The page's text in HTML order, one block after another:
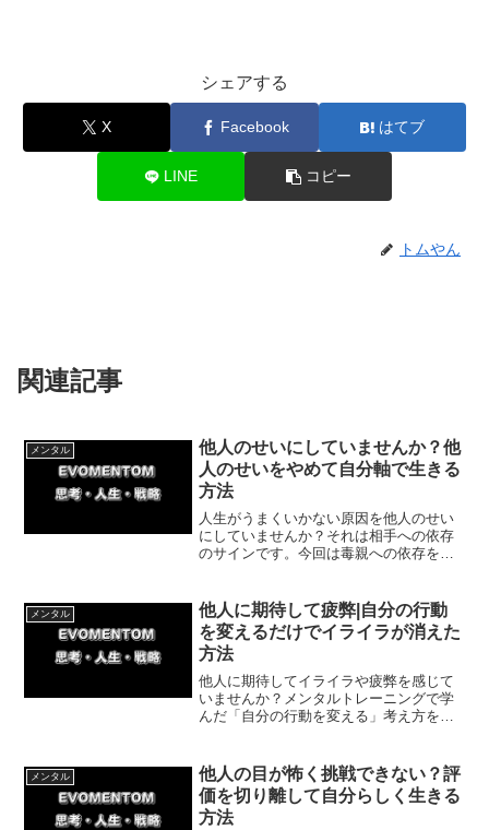
シェアする
X Facebook はてブ
LINE コピー
トムやん
関連記事
メンタル
他人のせいにしていませんか？他
人のせいをやめて自分軸で生きる
方法
人生がうまくいかない原因を他人のせい
にしていませんか？それは相手への依存
のサインです。今回は毒親への依存を克
を切り替え、自分の行動を変える一歩を
踏み出しましょう。
メンタル
他人に期待して疲弊|自分の行動
を変えるだけでイライラが消えた
方法
他人に期待してイライラや疲弊を感じて
いませんか？メンタルトレーニングで学
んだ「自分の行動を変える」考え方を実
けるやり方を紹介していきます。
メンタル
他人の目が怖く挑戦できない？評
価を切り離して自分らしく生きる
方法